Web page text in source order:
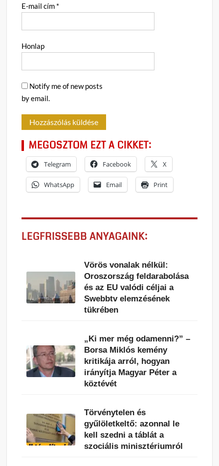
E-mail cím *
Honlap
Notify me of new posts
by email.
MEGOSZTOM EZT A CIKKET:
Telegram Facebook X
WhatsApp Email Print
LEGFRISSEBB ANYAGAINK:
Vörös vonalak nélkül:
Oroszország feldarabolása
és az EU valódi céljai a
Swebbtv elemzésének
tükrében
„Ki mer még odamenni?” –
Borsa Miklós kemény
kritikája arról, hogyan
irányítja Magyar Péter a
köztévét
Törvénytelen és
gyűlöletkeltő: azonnal le
kell szedni a táblát a
szociális minisztériumról